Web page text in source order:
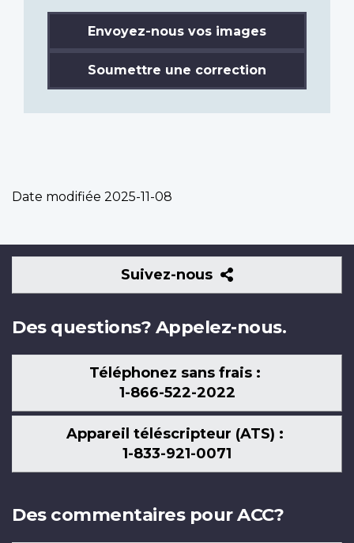
Envoyez-nous vos images
Soumettre une correction
Date modifiée 2025-11-08
Suivez-nous
Suivez-
nous
Des questions? Appelez-nous.
Téléphonez sans frais :
1-866-522-2022
Appareil téléscripteur (ATS) :
1-833-921-0071
Des commentaires pour ACC?